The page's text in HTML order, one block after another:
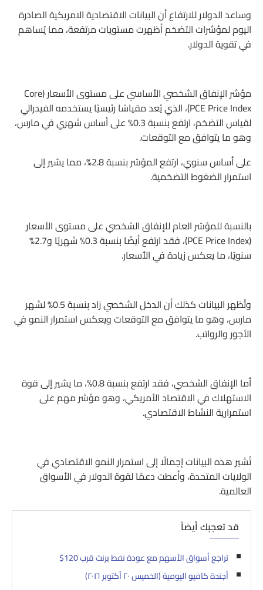
وساعد الدولار للارتفاع أن البيانات الاقتصادية الامريكية الصادرة
اليوم لمؤشرات التضخم أظهرت مستويات مرتفعة، مما يُساهم
في تقوية الدولار.
مؤشر الإنفاق الشخصي الأساسي على مستوى الأسعار (Core
PCE Price Index)، الذي يُعد مقياسًا رئيسيًا يستخدمه الفيدرالي
لقياس التضخم، ارتفع بنسبة 0.3% على أساس شهري في مارس،
وهو ما يتوافق مع التوقعات.
على أساس سنوي، ارتفع المؤشر بنسبة 2.8%، مما يشير إلى
استمرار الضغوط التضخمية.
بالنسبة للمؤشر العام للإنفاق الشخصي على مستوى الأسعار
(PCE Price Index)، فقد ارتفع أيضًا بنسبة 0.3% شهريًا و2.7%
سنويًا، ما يعكس زيادة في الأسعار.
وتُظهر البيانات كذلك أن الدخل الشخصي زاد بنسبة 0.5% لشهر
مارس، وهو ما يتوافق مع التوقعات ويعكس استمرار النمو في
الأجور والرواتب.
أما الإنفاق الشخصي، فقد ارتفع بنسبة 0.8%، ما يشير إلى قوة
الاستهلاك في الاقتصاد الأمريكي، وهو مؤشر مهم على
استمرارية النشاط الاقتصادي.
تُشير هذه البيانات إجمالًا إلى استمرار النمو الاقتصادي في
الولايات المتحدة، وأعطت دعمًا لقوة الدولار في الأسواق
العالمية.
قد تعجبك أيضاً
تراجع أسواق الأسهم مع عودة نفط برنت قرب 120$
أجندة كافيو اليومية (الخميس ٢٠ أكتوبر ٢٠١٦)